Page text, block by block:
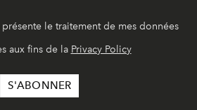
le traitement de mes données
aux fins de la Privacy Policy